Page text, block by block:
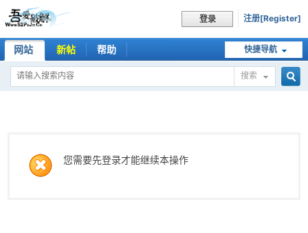
登录 注册[Register]
快捷导航
网站 新帖 帮助
搜索
您需要先登录才能继续本操作